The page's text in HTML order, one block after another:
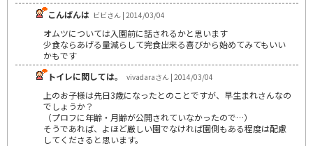
こんばんは ビビさん | 2014/03/04
オムツについては入園前に話されるかと思います
少食ならあげる量減らして完食出来る喜びから始めてみてもいい
かもです
トイレに関しては。
vivadaraさん | 2014/03/04
上のお子様は先日3歳になったとのことですが、早生まれさんなの
でしょうか？
（プロフに年齢・月齢が公開されていなかったので…）
そうであれば、よほど厳しい園でなければ園側もある程度は配慮
してくださると思います。